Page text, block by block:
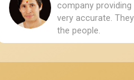
company
very accurate.
the people.